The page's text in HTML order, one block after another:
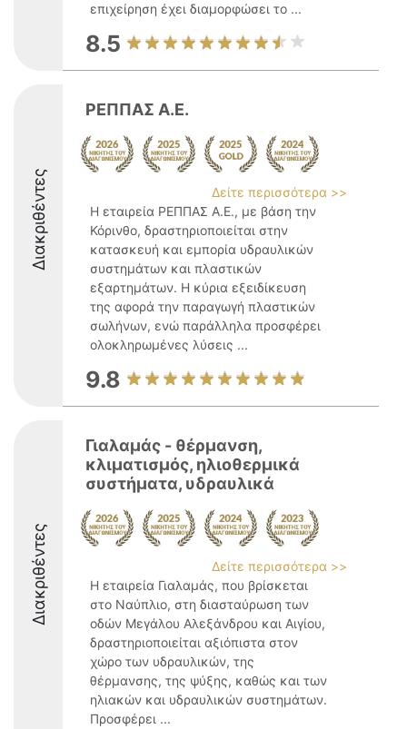
επιχείρηση έχει διαμορφώσει το ...
8.5
Διακριθέντες
ΡΕΠΠΑΣ Α.Ε.
Δείτε περισσότερα >>
Η εταιρεία ΡΕΠΠΑΣ Α.Ε., με βάση την
Κόρινθο, δραστηριοποιείται στην
κατασκευή και εμπορία υδραυλικών
συστημάτων και πλαστικών
εξαρτημάτων. Η κύρια εξειδίκευση
της αφορά την παραγωγή πλαστικών
σωλήνων, ενώ παράλληλα προσφέρει
ολοκληρωμένες λύσεις ...
9.8
Διακριθέντες
Γιαλαμάς - θέρμανση,
κλιματισμός, ηλιοθερμικά
συστήματα, υδραυλικά
Δείτε περισσότερα >>
Η εταιρεία Γιαλαμάς, που βρίσκεται
στο Ναύπλιο, στη διασταύρωση των
οδών Μεγάλου Αλεξάνδρου και Αιγίου,
δραστηριοποιείται αξιόπιστα στον
χώρο των υδραυλικών, της
θέρμανσης, της ψύξης, καθώς και των
ηλιακών και υδραυλικών συστημάτων.
Προσφέρει ...